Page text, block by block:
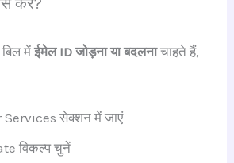
करें?
मेंईमेल ID जोड़ना या बदलनाचाहते हैं,
सेक्शन में जाएं
विकल्प चुनें